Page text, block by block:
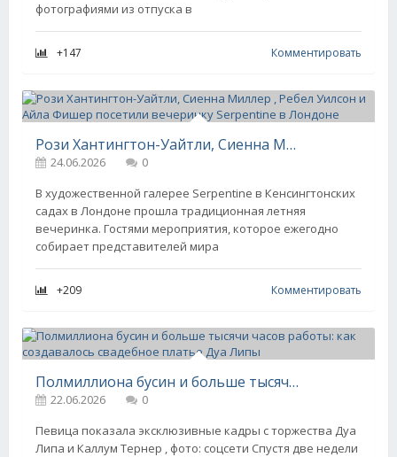
фотографиями из отпуска в
+147 Комментировать
Рози Хантингтон-Уайтли, Сиенна Миллер , Ребел Уилсон и Айла Фишер посетили вечеринку Serpentine в Лондоне
24.06.2026
0
В художественной галерее Serpentine в Кенсингтонских
садах в Лондоне прошла традиционная летняя
вечеринка. Гостями мероприятия, которое ежегодно
собирает представителей мира
+209 Комментировать
Полмиллиона бусин и больше тысячи часов работы: как создавалось свадебное платье Дуа Липы
22.06.2026
0
Певица показала эксклюзивные кадры с торжества Дуа
Липа и Каллум Тернер , фото: соцсети Спустя две недели